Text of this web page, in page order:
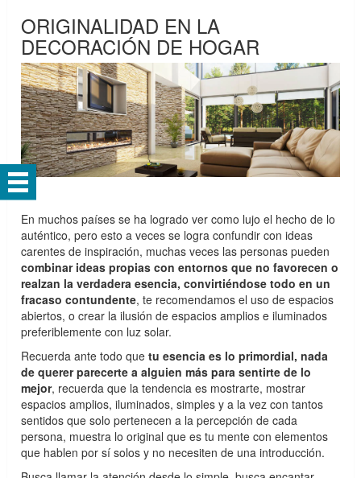
ORIGINALIDAD EN LA
DECORACIÓN DE HOGAR
En muchos países se ha logrado ver como lujo el hecho de lo
auténtico, pero esto a veces se logra confundir con ideas
carentes de inspiración, muchas veces las personas pueden
combinar ideas propias con entornos que no favorecen o
realzan la verdadera esencia, convirtiéndose todo en un
fracaso contundente, te recomendamos el uso de espacios
abiertos, o crear la ilusión de espacios amplios e iluminados
preferiblemente con luz solar.
Recuerda ante todo quetu esencia es lo primordial, nada
de querer parecerte a alguien más para sentirte de lo
mejor, recuerda que la tendencia es mostrarte, mostrar
espacios amplios, iluminados, simples y a la vez con tantos
sentidos que solo pertenecen a la percepción de cada
persona, muestra lo original que es tu mente con elementos
que hablen por sí solos y no necesiten de una introducción.